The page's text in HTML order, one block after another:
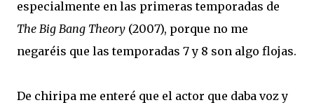
especialmente en las primeras temporadas de
The Big Bang Theory (2007), porque no me
negaréis que las temporadas 7 y 8 son algo flojas.
De chiripa me enteré que el actor que daba voz y